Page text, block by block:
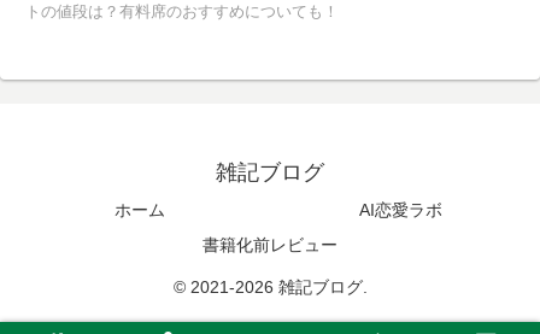
トの値段は？有料席のおすすめについても！
雑記ブログ
ホーム
AI恋愛ラボ
書籍化前レビュー
© 2021-2026 雑記ブログ.